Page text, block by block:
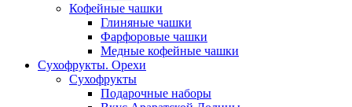
Кофейные чашки
Глиняные чашки
Фарфоровые чашки
Медные кофейные чашки
Сухофрукты. Орехи
Сухофрукты
Подарочные наборы